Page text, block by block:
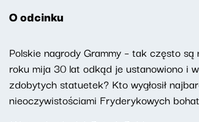
O odcinku
Polskie nagrody Grammy – tak często
roku mija 30 lat odkąd je ustanowiono i
zdobytych statuetek? Kto wygłosił
nieoczywistościami Fryderykowych